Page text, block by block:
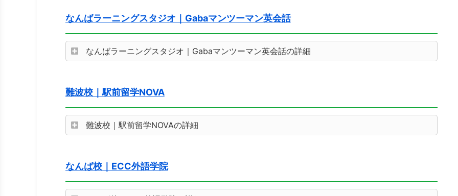
なんばラーニングスタジオ｜Gabaマンツーマン英会話
なんばラーニングスタジオ｜Gabaマンツーマン英会話の詳細
難波校｜駅前留学NOVA
難波校｜駅前留学NOVAの詳細
なんば校｜ECC外語学院